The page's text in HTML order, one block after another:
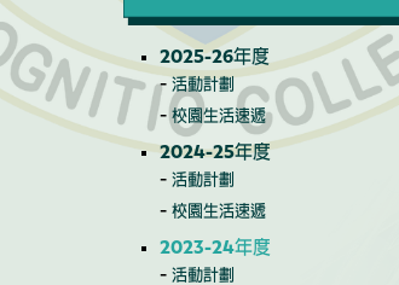
2025-26年度
活動計劃
校園生活速遞
2024-25年度
活動計劃
校園生活速遞
2023-24年度
活動計劃